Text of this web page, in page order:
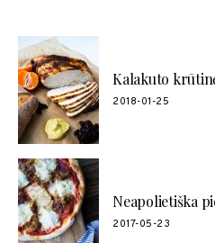
Kalakuto
2018-01-25
Neapolietiška
2017-05-23